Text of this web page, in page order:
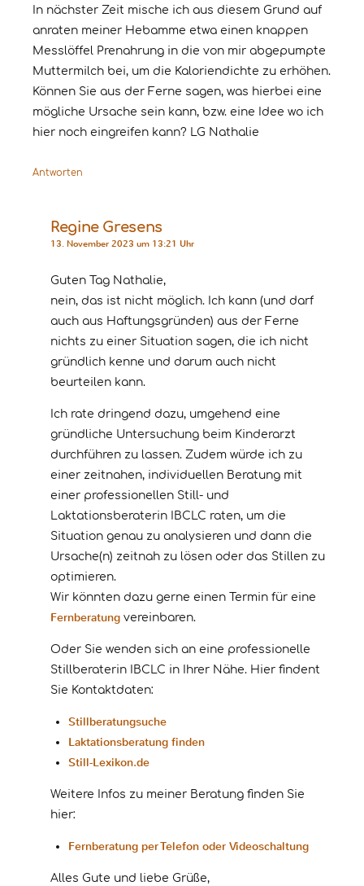
In nächster Zeit mische ich aus diesem Grund auf
anraten meiner Hebamme etwa einen knappen
Messlöffel Prenahrung in die von mir abgepumpte
Muttermilch bei, um die Kaloriendichte zu erhöhen.
Können Sie aus der Ferne sagen, was hierbei eine
mögliche Ursache sein kann, bzw. eine Idee wo ich
hier noch eingreifen kann? LG Nathalie
Antworten
Regine Gresens
13. November 2023 um 13:21 Uhr
Guten Tag Nathalie,
nein, das ist nicht möglich. Ich kann (und darf
auch aus Haftungsgründen) aus der Ferne
nichts zu einer Situation sagen, die ich nicht
gründlich kenne und darum auch nicht
beurteilen kann.
Ich rate dringend dazu, umgehend eine
gründliche Untersuchung beim Kinderarzt
durchführen zu lassen. Zudem würde ich zu
einer zeitnahen, individuellen Beratung mit
einer professionellen Still- und
Laktationsberaterin IBCLC raten, um die
Situation genau zu analysieren und dann die
Ursache(n) zeitnah zu lösen oder das Stillen zu
optimieren.
Wir könnten dazu gerne einen Termin für eine
Fernberatung vereinbaren.
Oder Sie wenden sich an eine professionelle
Stillberaterin IBCLC in Ihrer Nähe. Hier findent
Sie Kontaktdaten:
Stillberatungsuche
Laktationsberatung finden
Still-Lexikon.de
Weitere Infos zu meiner Beratung finden Sie
hier:
Fernberatung per Telefon oder Videoschaltung
Alles Gute und liebe Grüße,